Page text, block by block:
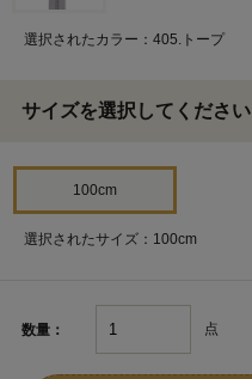
選択されたカラー：405.トープ
サイズを選択してください
100cm
選択されたサイズ：100cm
数量： 点